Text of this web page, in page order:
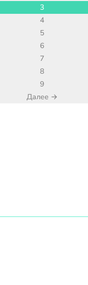
3
4
5
6
7
8
9
Далее →